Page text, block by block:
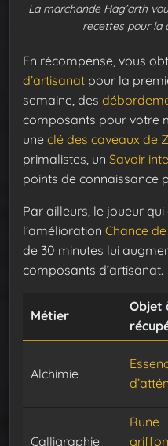
La marchande Hag’arth
recettes pour la
En récompense, vous
d’artisanat pour la
semaine, des
composants pour votre
une clé des caveaux de
primalistes, un Savoir
points de connaissance
Par ailleurs, le joueur
l’amélioration Chance
de 30 minutes lui
composants d’artisanat.
Métier
Objet
Alchimie
Calligraphie
Rune